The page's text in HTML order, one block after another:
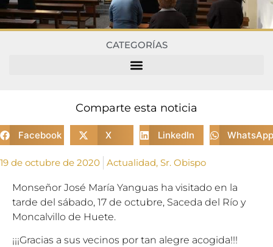
CATEGORÍAS
Comparte esta noticia
Facebook X LinkedIn WhatsApp
19 de octubre de 2020 Actualidad, Sr. Obispo
Monseñor José María Yanguas ha visitado en la
tarde del sábado, 17 de octubre, Saceda del Río y
Moncalvillo de Huete.
¡¡¡Gracias a sus vecinos por tan alegre acogida!!!